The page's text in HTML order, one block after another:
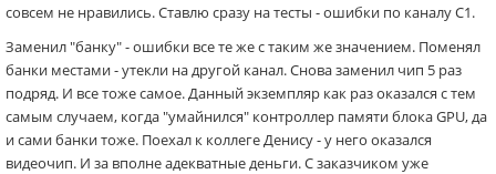
совсем не нравились. Ставлю сразу на тесты - ошибки по каналу C1.
Заменил "банку" - ошибки все те же с таким же значением. Поменял
банки местами - утекли на другой канал. Снова заменил чип 5 раз
подряд. И все тоже самое. Данный экземпляр как раз оказался с тем
самым случаем, когда "умайнился" контроллер памяти блока GPU, да
и сами банки тоже. Поехал к коллеге Денису - у него оказался
видеочип. И за вполне адекватные деньги. С заказчиком уже